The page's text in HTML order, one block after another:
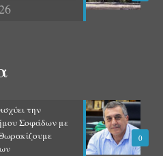
0
την
Σοφάδων με